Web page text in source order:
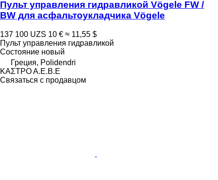
Пульт управления гидравликой Vögele FW /
BW для асфальтоукладчика Vögele
137 100 UZS 10 € ≈ 11,55 $
Пульт управления гидравликой
Состояние новый
Греция, Polidendri
ΚΑΣΤΡΟ Α.Ε.Β.Ε
Связаться с продавцом